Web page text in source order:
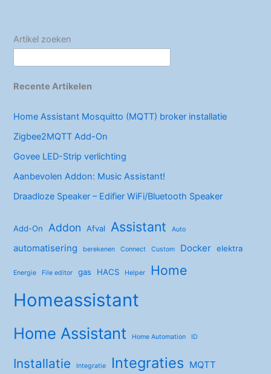
k
Artikel zoeken
Recente Artikelen
Home Assistant Mosquitto (MQTT) broker installatie
Zigbee2MQTT Add-On
Govee LED-Strip verlichting
Aanbevolen Addon: Music Assistant!
Draadloze Speaker – Edifier WiFi/Bluetooth Speaker
Add-On Addon Afval Assistant Auto
automatisering berekenen Connect Custom Docker elektra
Energie File editor gas HACS Helper Home
Homeassistant
Home Assistant Home Automation ID
Installatie Integratie Integraties MQTT